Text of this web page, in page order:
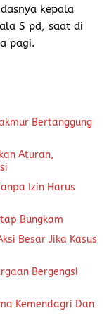
kepala
S pd, saat di
pagi.
Bertanggung
Aturan,
Izin Harus
Bungkam
Besar Jika Kasus
Bergengsi
Kemendagri Dan